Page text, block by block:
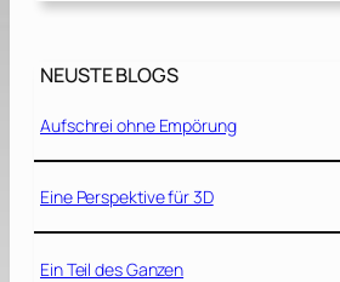
NEUSTE BLOGS
Aufschrei ohne Empörung
Eine Perspektive für 3D
Ein Teil des Ganzen